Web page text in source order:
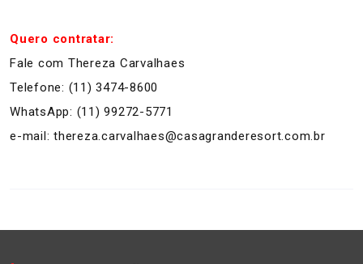
Quero contratar:
Fale com Thereza Carvalhaes
Telefone: (11) 3474-8600
WhatsApp: (11) 99272-5771
e-mail: thereza.carvalhaes@casagranderesort.com.br